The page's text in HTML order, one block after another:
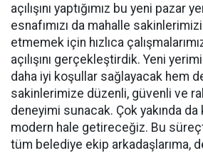
açılışını yaptığımız bu yeni pazar
esnafımızı da mahalle
etmemek için hızlıca
açılışını gerçekleştirdik. Yeni
daha iyi koşullar sağlayacak hem
sakinlerimize düzenli, güvenli ve
deneyimi sunacak. Çok yakında da
modern hale getireceğiz. Bu
tüm belediye ekip arkadaşlarıma,